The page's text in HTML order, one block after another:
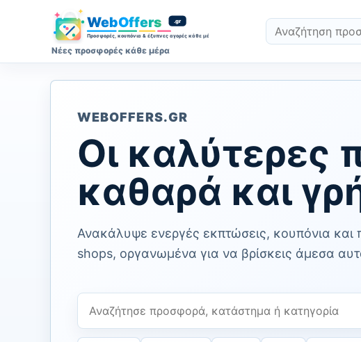
Νέες προσφορές κάθε μέρα
WEBOFFERS.GR
Οι καλύτερες
καθαρά και
Ανακάλυψε ενεργές εκπτώσεις, κουπόνια και
shops, οργανωμένα για να βρίσκεις άμεσα